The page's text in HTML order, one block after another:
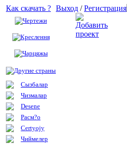
Как скачать ?
Чертежи
Креслення
Чарцяжы
Другие страны
Сызбалар
Чизмалар
Desene
Расм?о
Certyojy
Чиймелер
Выход /Регистрация